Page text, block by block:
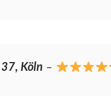
Köln –